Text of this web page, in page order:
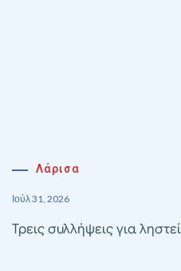
Λάρισα
Ιούλ 31, 2026
Τρεις συλλήψεις για